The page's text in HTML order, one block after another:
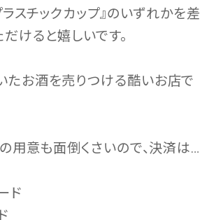
プラスチックカップ』のいずれかを差
けると嬉しいです。
たお酒を売りつける酷いお店で
の用意も面倒くさいので、決済は…
ド